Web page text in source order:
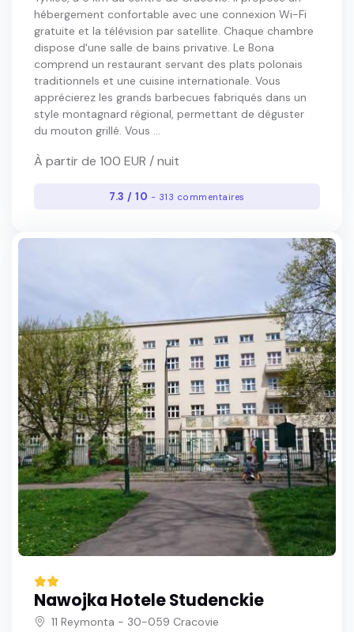
hébergement confortable avec une connexion Wi-Fi
gratuite et la télévision par satellite. Chaque chambre
dispose d'une salle de bains privative. Le Bona
comprend un restaurant servant des plats polonais
traditionnels et une cuisine internationale. Vous
apprécierez les grands barbecues fabriqués dans un
style montagnard régional, permettant de déguster
du mouton grillé. Vous ...
À partir de 100 EUR / nuit
7.3 / 10 - 313 commentaires
Nawojka Hotele Studenckie
11 Reymonta - 30-059 Cracovie